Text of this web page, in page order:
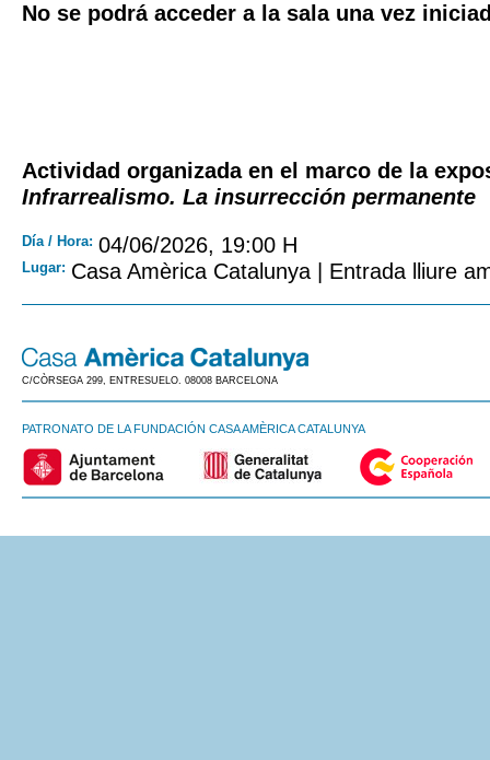
No se podrá acceder a la sala una vez
Actividad organizada en el marco de la
Infrarrealismo. La insurrección permanente
Día / Hora: 04/06/2026, 19:00 H
Lugar: Casa Amèrica Catalunya | Entrada lliure
C/CÒRSEGA 299, ENTRESUELO. 08008 BARCELONA
PATRONATO DE LA FUNDACIÓN CASA AMÈRICA CATALUNYA